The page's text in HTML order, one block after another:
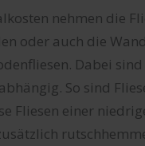
nehmen die
oder auch die
Dabei
So sind
Fliesen einer